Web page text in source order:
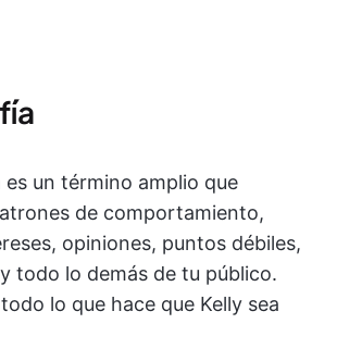
un término amplio que
de comportamiento,
opiniones, puntos débiles,
todo lo demás de tu público.
lo que hace que Kelly sea